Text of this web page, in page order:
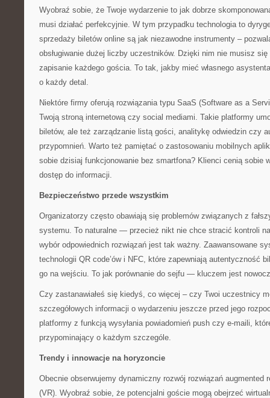
Wyobraź sobie, że Twoje wydarzenie to jak dobrze
musi działać perfekcyjnie. W tym przypadku technologia to
sprzedaży biletów online są jak niezawodne instrumenty –
obsługiwanie dużej liczby uczestników. Dzięki nim nie musisz
zapisanie każdego gościa. To tak, jakby mieć własnego
o każdy detal.
Niektóre firmy oferują rozwiązania typu SaaS (Software as a
Twoją stroną internetową czy social mediami. Takie platformy
biletów, ale też zarządzanie listą gości, analitykę odwiedzin czy
przypomnień. Warto też pamiętać o zastosowaniu mobilnych
sobie dzisiaj funkcjonowanie bez smartfona? Klienci cenią sobie
dostęp do informacji.
Bezpieczeństwo przede wszystkim
Organizatorzy często obawiają się problemów związanych z
systemu. To naturalne — przecież nikt nie chce stracić kontroli
wybór odpowiednich rozwiązań jest tak ważny. Zaawansowane
technologii QR code’ów i NFC, które zapewniają autentyczność
go na wejściu. To jak porównanie do sejfu — kluczem jest
Czy zastanawiałeś się kiedyś, co więcej – czy Twoi uczestnicy
szczegółowych informacji o wydarzeniu jeszcze przed jego
platformy z funkcją wysyłania powiadomień push czy e-maili,
przypominający o każdym szczególe.
Trendy i innowacje na horyzoncie
Obecnie obserwujemy dynamiczny rozwój rozwiązań augmented
(VR). Wyobraź sobie, że potencjalni goście mogą obejrzeć